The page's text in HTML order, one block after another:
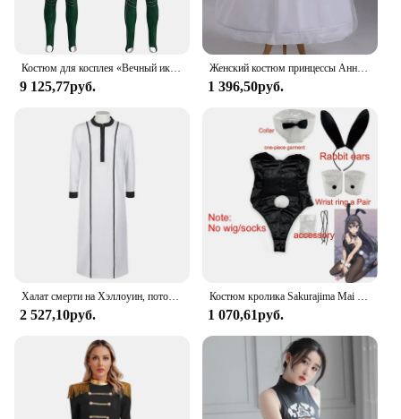
9 125,77руб.
Женский костюм принцессы Анны, костюм для косплея на Хэллоуин и Рождество, 2024
1 396,50руб.
2 527,10руб. 1 070,61руб.